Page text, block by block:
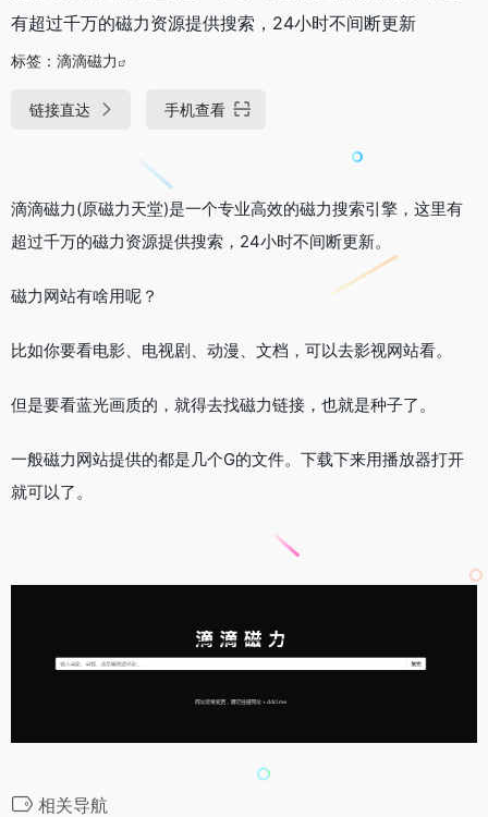
有超过千万的磁力资源提供搜索，24小时不间断更新
标签： 滴滴磁力
链接直达 手机查看
滴滴磁力(原磁力天堂)是一个专业高效的磁力搜索引擎，这里有
超过千万的磁力资源提供搜索，24小时不间断更新。
磁力网站有啥用呢？
比如你要看电影、电视剧、动漫、文档，可以去影视网站看。
但是要看蓝光画质的，就得去找磁力链接，也就是种子了。
一般磁力网站提供的都是几个G的文件。下载下来用播放器打开
就可以了。
相关导航